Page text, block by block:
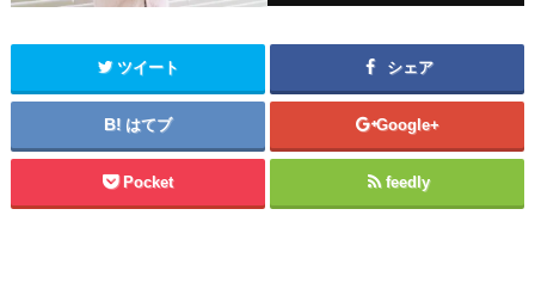
ツイート シェア
はてブ Google+
Pocket feedly